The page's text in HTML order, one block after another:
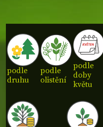
podle
druhu
podle
olistění
podle
doby
květu